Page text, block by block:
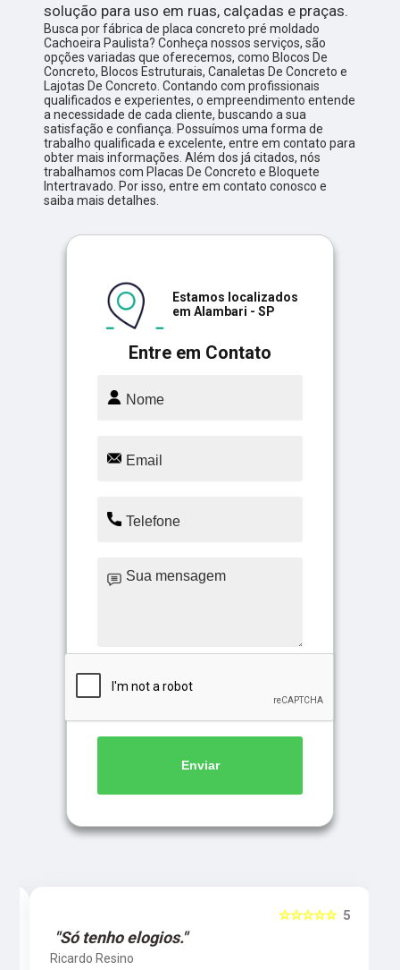
solução para uso em ruas, calçadas e praças.
Busca por fábrica de placa concreto pré moldado
Cachoeira Paulista? Conheça nossos serviços, são
opções variadas que oferecemos, como Blocos De
Concreto, Blocos Estruturais, Canaletas De Concreto e
Lajotas De Concreto. Contando com profissionais
qualificados e experientes, o empreendimento entende
a necessidade de cada cliente, buscando a sua
satisfação e confiança. Possuímos uma forma de
trabalho qualificada e excelente, entre em contato para
obter mais informações. Além dos já citados, nós
trabalhamos com Placas De Concreto e Bloquete
Intertravado. Por isso, entre em contato conosco e
saiba mais detalhes.
Entre em Contato
Estamos localizados
em Alambari - SP
Enviar
5
☆☆☆☆☆
"Só tenho elogios."
Ricardo Resino